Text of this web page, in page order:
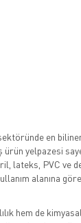
en
yelpazesi
lateks, PVC ve
alanına
hem de